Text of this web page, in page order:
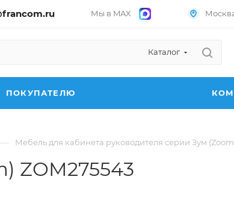
Мы в MAX
Каталог
ПОКУПАТЕЛЮ
— Мебель для кабинета руководителя серии Зум
ZOM275543